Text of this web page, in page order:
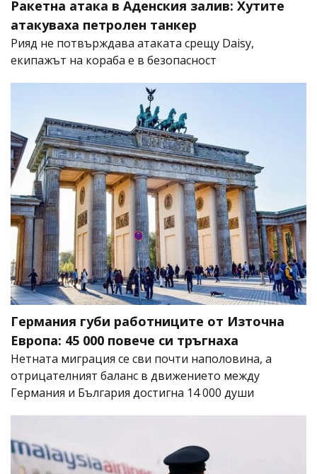
Ракетна атака в Аденския залив: Хутите
атакуваха петролен танкер
Рияд не потвърждава атаката срещу Daisy,
екипажът на кораба е в безопасност
Германия губи работниците от Източна
Европа: 45 000 повече си тръгнаха
Нетната миграция се сви почти наполовина, а
отрицателният баланс в движението между
Германия и България достигна 14 000 души